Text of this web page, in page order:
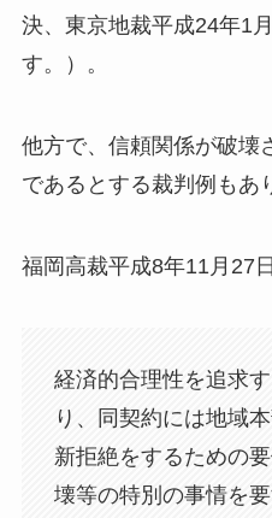
決、東京地裁平成24年1
す。）。
他方で、信頼関係が破壊
であるとする裁判例もあ
福岡高裁平成8年11月27
経済的合理性を追求
り、同契約には地域
新拒絶をするための
壊等の特別の事情を